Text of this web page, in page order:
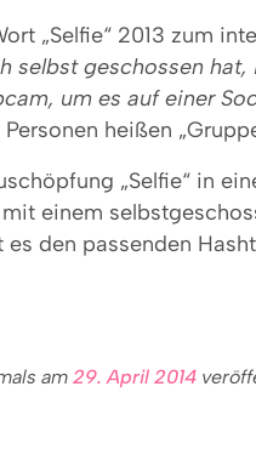
„Selfie“ 2013 zum
selbst geschossen
um es auf einer
heißen
„Selfie“ in
einem
den passenden
am 29. April 2014